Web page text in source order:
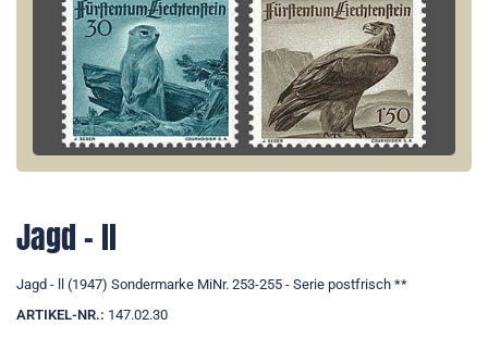
Jagd - ll
Jagd - ll (1947) Sondermarke MiNr. 253-255 - Serie postfrisch **
ARTIKEL-NR.: 147.02.30